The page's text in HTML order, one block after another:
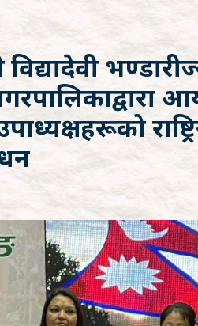
विद्यादेवी